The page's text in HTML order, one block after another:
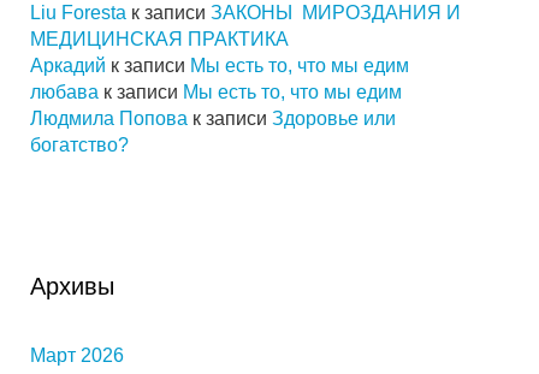
Liu Foresta к записи ЗАКОНЫ МИРОЗДАНИЯ И
МЕДИЦИНСКАЯ ПРАКТИКА
Аркадий к записи Мы есть то, что мы едим
любава к записи Мы есть то, что мы едим
Людмила Попова к записи Здоровье или
богатство?
Архивы
Март 2026